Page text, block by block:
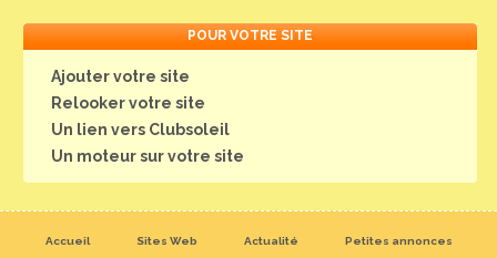
POUR VOTRE SITE
Ajouter votre site
Relooker votre site
Un lien vers Clubsoleil
Un moteur sur votre site
Accueil Sites Web Actualité Petites annonces